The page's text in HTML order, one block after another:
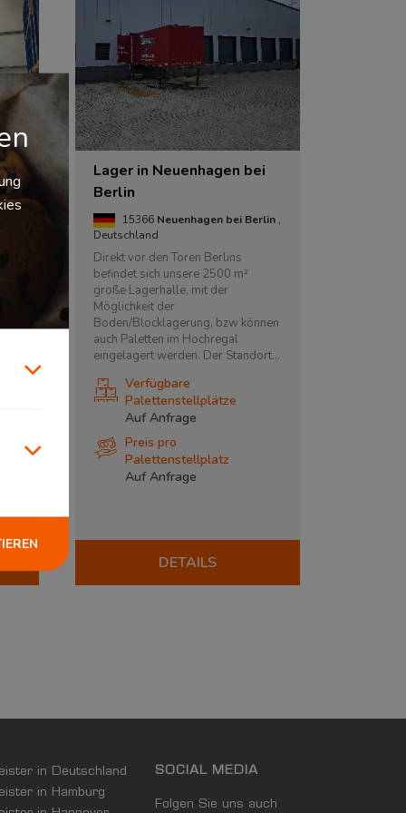
Lager in Neuenhagen bei
Berlin
15366 Neuenhagen bei Berlin ,
Deutschland
Direkt vor den Toren Berlins
befindet sich unsere 2500 m²
große Lagerhalle, mit der
Möglichkeit der
Boden/Blocklagerung, bzw können
auch Paletten im Hochregal
eingelagert werden. Der Standort...
Verfügbare
Palettenstellplätze
Auf Anfrage
Preis pro
Palettenstellplatz
Auf Anfrage
DETAILS
in Deutschland
in Hamburg
SOCIAL MEDIA
Folgen Sie uns auch